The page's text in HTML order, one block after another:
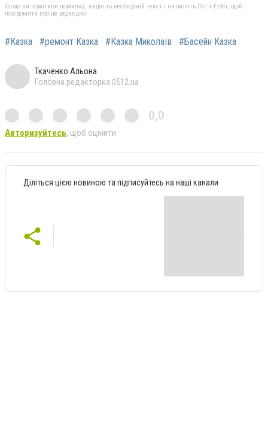
Якщо ви помітили помилку, виділіть необхідний текст і натисніть Ctrl + Enter, щоб
повідомити про це редакцію
#Казка #ремонт Казка #Казка Миколаїв #Басейн Казка
Ткаченко Альона
Головна редакторка 0512.ua
0,0
Авторизуйтесь, щоб оцінити
Діліться цією новиною та підписуйтесь на наші канали